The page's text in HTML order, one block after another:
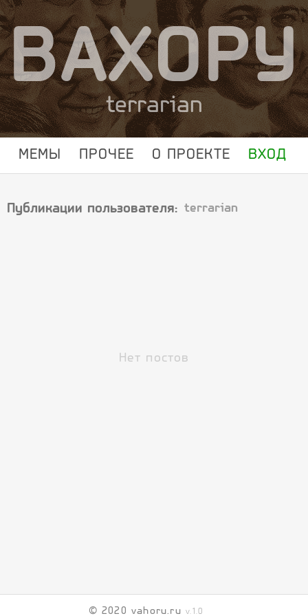
ВАХОРУ
terrarian
МЕМЫ ПРОЧЕЕ О ПРОЕКТЕ ВХОД
Публикации пользователя: terrarian
Нет постов
© 2020 vahoru.ru v.1.0